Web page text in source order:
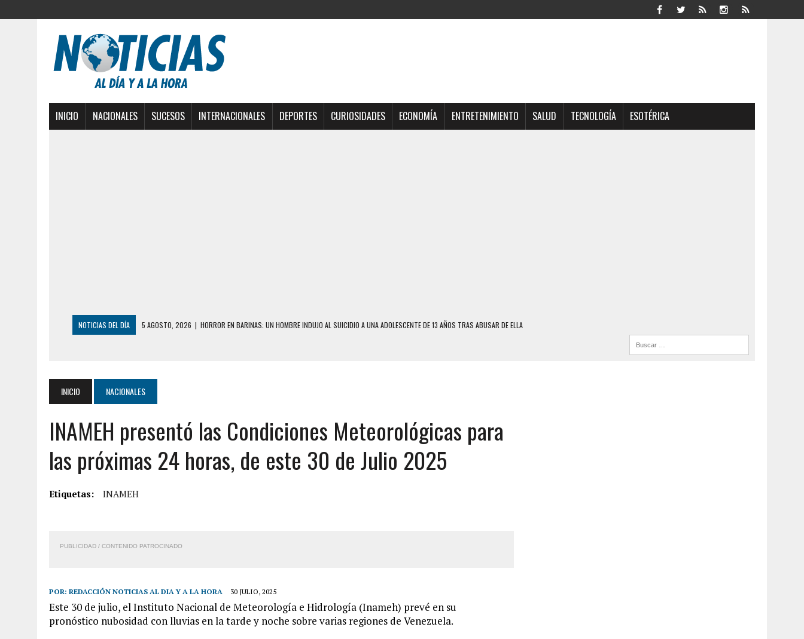
INICIO NACIONALES SUCESOS INTERNACIONALES DEPORTES CURIOSIDADES ECONOMÍA ENTRETENIMIENTO SALUD TECNOLOGÍA ESOTÉRICA
NOTICIAS DEL DÍA 5 AGOSTO, 2026 | HORROR EN BARINAS: UN HOMBRE INDUJO AL SUICIDIO A UNA ADOLESCENTE DE 13 AÑOS TRAS ABUSAR DE ELLA
2 AGOSTO, 2026 | AYUDABA A PERSONAS EN SITUACIÓN DE CALLE Y MURIÓ A MANOS DE VARIOS DE ELLOS EN MATURÍN
2 AGOSTO, 2026
COLAPSÓ TECHO DE UNA VIVIENDA EN EL CENTRO DE CARACAS CON MÁS DE 20 PERSONAS ADENTRO
2 AGOSTO, 2026 | FALCÓN: MUJER ATACÓ CON UN CUCHILLO A SUS HIJOS, UNO PERDIÓ LA VIDA
6 AGOSTO, 2026
MISTERIOSA MUERTE DE MODELO EN MONAGAS: HALLARON EL CUERPO DENTRO DE SU CASA
INICIO NACIONALES
INAMEH presentó las Condiciones Meteorológicas para
las próximas 24 horas, de este 30 de Julio 2025
Etiquetas: INAMEH
PUBLICIDAD / CONTENIDO PATROCINADO
POR: REDACCIÓN NOTICIAS AL DIA Y A LA HORA 30 JULIO, 2025
Este 30 de julio, el Instituto Nacional de Meteorología e Hidrología (Inameh) prevé en su
pronóstico nubosidad con lluvias en la tarde y noche sobre varias regiones de Venezuela.